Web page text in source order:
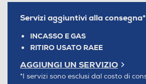
Servizi aggiuntivi alla consegna*
INCASSO E GAS
RITIRO USATO RAEE
AGGIUNGI UN SERVIZIO
*I servizi sono esclusi dal costo di